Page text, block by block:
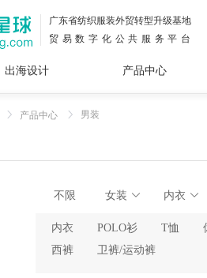
广东省纺织服装外贸转型升级基地
贸易数字化公共服务平台
出海设计 产品中心
产品中心 男装
不限 女装 内衣
内衣 POLO衫 T恤
西裤
卫裤/运动裤